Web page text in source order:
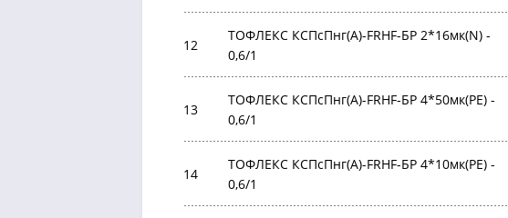
12
ТОФЛЕКС КСПсПнг(А)-FRHF-БР 2*16мк(N) -
0,6/1
13
ТОФЛЕКС КСПсПнг(А)-FRHF-БР 4*50мк(PE) -
0,6/1
14
ТОФЛЕКС КСПсПнг(А)-FRHF-БР 4*10мк(PE) -
0,6/1